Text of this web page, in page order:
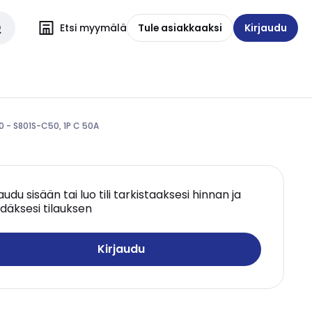
Etsi myymälä Tule asiakkaaksi Kirjaudu
S801S-C50, 1P C 50A
sisään tai luo tili tarkistaaksesi hinnan ja
tilauksen
Kirjaudu